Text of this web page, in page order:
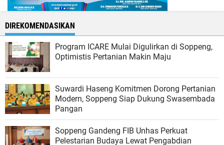
DIREKOMENDASIKAN
Program ICARE Mulai Digulirkan di Soppeng,
Optimistis Pertanian Makin Maju
Suwardi Haseng Komitmen Dorong Pertanian
Modern, Soppeng Siap Dukung Swasembada
Pangan
Soppeng Gandeng FIB Unhas Perkuat
Pelestarian Budaya Lewat Pengabdian